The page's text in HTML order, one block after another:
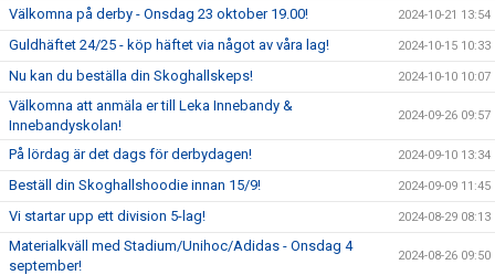
Välkomna på derby - Onsdag 23 oktober 19.00! 2024-10-21 13:54
Guldhäftet 24/25 - köp häftet via något av våra lag! 2024-10-15 10:33
Nu kan du beställa din Skoghallskeps! 2024-10-10 10:07
Välkomna att anmäla er till Leka Innebandy &
Innebandyskolan!
2024-09-26 09:57
På lördag är det dags för derbydagen! 2024-09-10 13:34
Beställ din Skoghallshoodie innan 15/9! 2024-09-09 11:45
Vi startar upp ett division 5-lag! 2024-08-29 08:13
Materialkväll med Stadium/Unihoc/Adidas - Onsdag 4
september!
2024-08-26 09:50